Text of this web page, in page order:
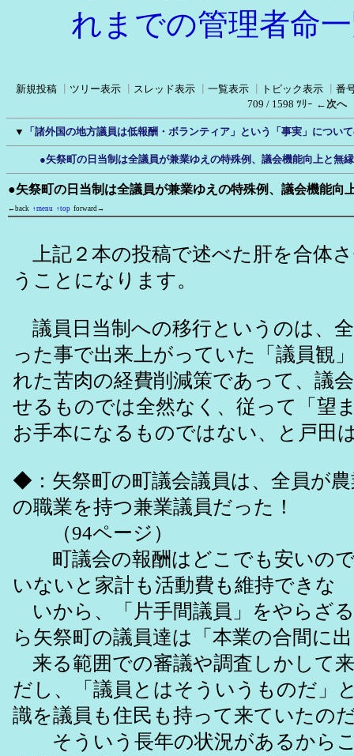
れまでの管理者命
新規投稿 ツリー表示 スレッド表示 一覧表示 トピック表示
番
709 / 1598 ﾂﾘｰ ←次へ
▼ 「諸外国の地方議員は低報酬・ボランティア」という「事実」につい
●矢祭町の日当制は全議員が兼業ゆえの特殊例、議会機能向上と無
●矢祭町の日当制は全議員が兼業ゆえの特殊例、議会機能向
←back ↑menu ↑top forward→
上記２本の投稿で述べた肝を合体
うことになります。
議員日当制への移行というのは、
った事で出来上がっていた「議員観
れた苦肉の経費削減策であって、議
せるものでは全然なく、従って「望
お手本になるものではない、と戸田
◆：矢祭町の町議会議員は、全員が
の職業を持つ兼業議員だった！
（94ページ）
町議会の報酬はどこでも安いので
いないと家計も活動費も維持できな
いから、「片手間議員」をやらざ
ら矢祭町の議員達は「本業の合間に出
来る範囲での審議や調査しかして
だし、「議員とはそういうものだ」
識を議員も住民も持って来ていたの
そういう長年の状況があるから